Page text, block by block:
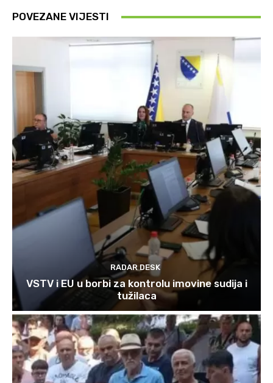
POVEZANE VIJESTI
RADAR DESK
VSTV i EU u borbi za kontrolu imovine sudija i
tužilaca